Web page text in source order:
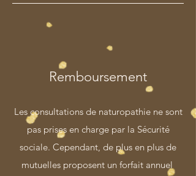
Remboursement
Les consultations de naturopathie ne sont
pas prises en charge par la Sécurité
sociale. Cependant, de plus en plus de
mutuelles proposent un forfait annuel